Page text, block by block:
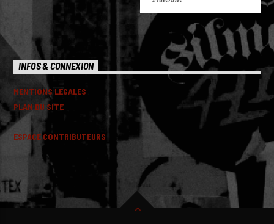
INFOS & CONNEXION
MENTIONS LEGALES
PLAN DU SITE
ESPACE CONTRIBUTEURS